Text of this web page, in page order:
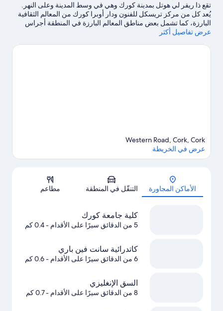
تقع ذا ريفر لي هوتل بمدينة كورك وهي في وسط المدينة وعلى النهر.
يُعد كل من مركز تريسكل للفنون ودار أوبرا كورك من المعالم الثقافية
البارزة، كما تشمل بعض مناطق المعالم البارزة في المنطقة أجراس
شاندون ومجلس مدينة كورك.يُعد كل من كلية جامعة كورك ومعرض
فيها بالمنطقة من خلال قرب منتجع صحي أو تجميلي، أو يمكنك الاستمتاع
عرض تفاصيل أكثر
الخريطة
Western Road, Cork, Cork
عرض في الخريطة
الأماكن المجاورة التنقّل في المنطقة مطاعم
كلية جامعة كورك
5 من الدقائق سيرًا على الأقدام - 0.4 كم
كاتدرائية سانت فين باري
6 من الدقائق سيرًا على الأقدام - 0.6 كم
السق الإنغليزي
8 من الدقائق سيرًا على الأقدام - 0.7 كم